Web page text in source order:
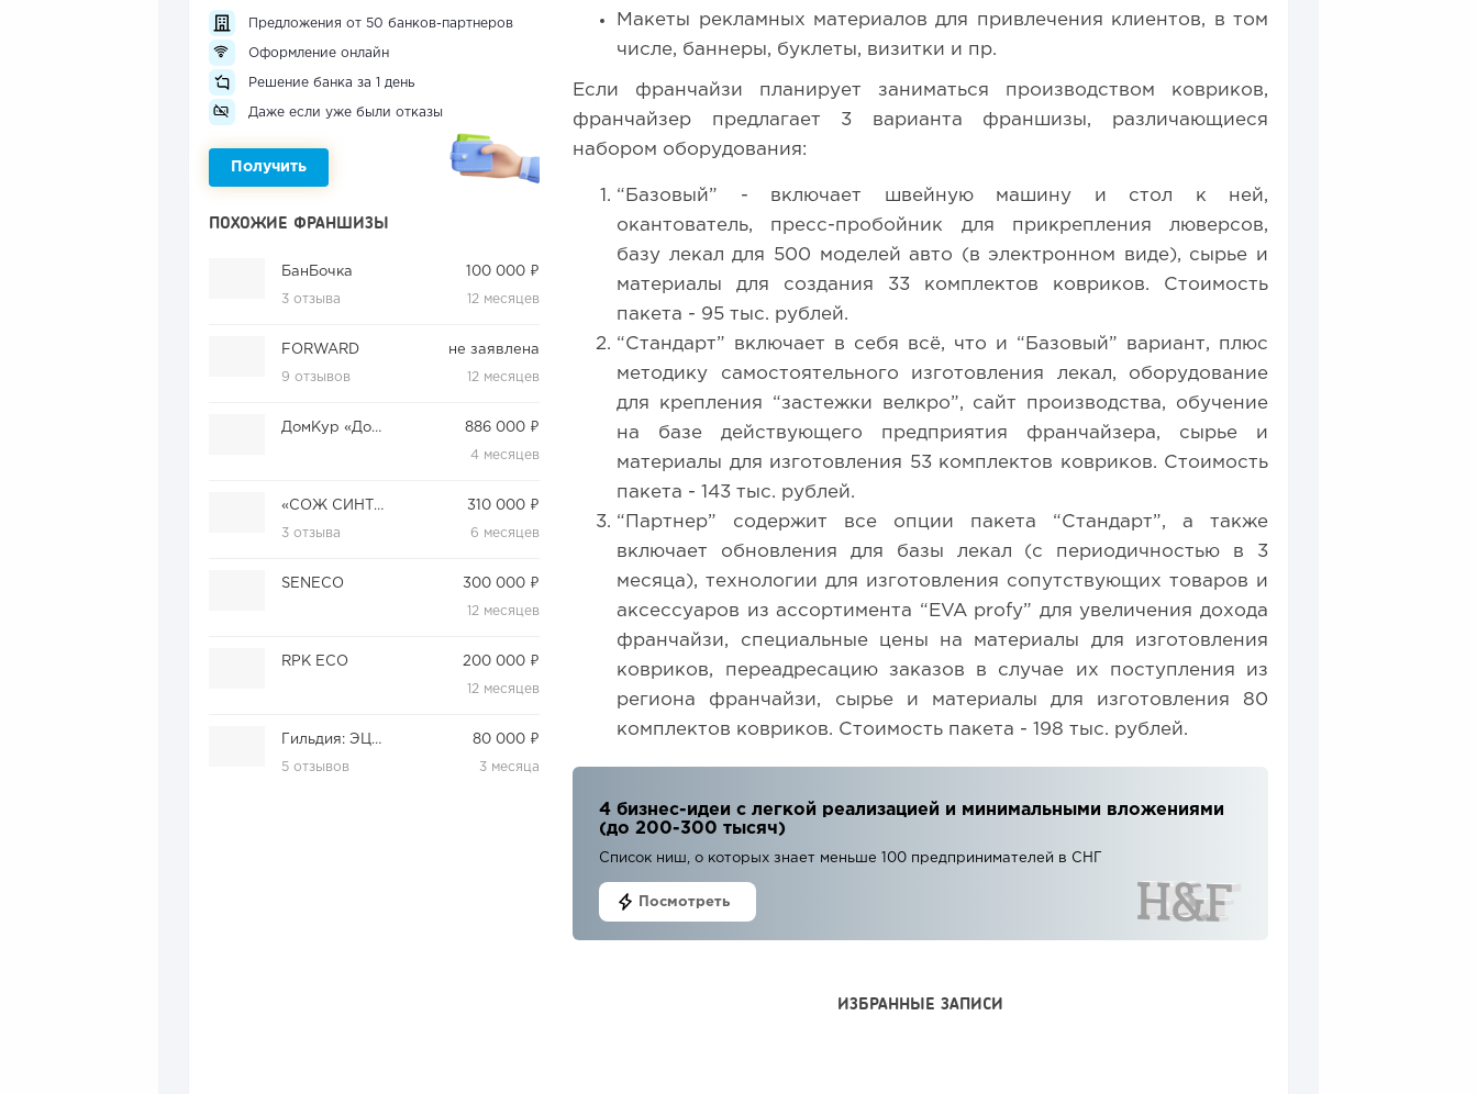
Предложения от 50 банков-партнеров
Оформление онлайн
Решение банка за 1 день
Даже если уже были отказы
Получить
ПОХОЖИЕ ФРАНШИЗЫ
БанБочка
3 отзыва
100 000 ₽
12 месяцев
FORWARD
9 отзывов
не заявлена
12 месяцев
ДомКур «Доминант» 886 000 ₽
4 месяцев
«СОЖ СИНТЕЗ»
3 отзыва
310 000 ₽
6 месяцев
SENECO 300 000 ₽
12 месяцев
RPK ECO 200 000 ₽
12 месяцев
Гильдия: ЭЦП, печати, штампы
5 отзывов
80 000 ₽
3 месяца
Макеты рекламных материалов для привлечения клиентов, в том
числе, баннеры, буклеты, визитки и пр.
Если франчайзи планирует заниматься производством ковриков,
франчайзер предлагает 3 варианта франшизы, различающиеся
набором оборудования:
“Базовый” - включает швейную машину и стол к ней,
окантователь, пресс-пробойник для прикрепления люверсов,
базу лекал для 500 моделей авто (в электронном виде), сырье и
материалы для создания 33 комплектов ковриков. Стоимость
пакета - 95 тыс. рублей.
“Стандарт” включает в себя всё, что и “Базовый” вариант, плюс
методику самостоятельного изготовления лекал, оборудование
для крепления “застежки велкро”, сайт производства, обучение
на базе действующего предприятия франчайзера, сырье и
материалы для изготовления 53 комплектов ковриков. Стоимость
пакета - 143 тыс. рублей.
“Партнер” содержит все опции пакета “Стандарт”, а также
включает обновления для базы лекал (с периодичностью в 3
месяца), технологии для изготовления сопутствующих товаров и
аксессуаров из ассортимента “EVA profy” для увеличения дохода
франчайзи, специальные цены на материалы для изготовления
ковриков, переадресацию заказов в случае их поступления из
региона франчайзи, сырье и материалы для изготовления 80
комплектов ковриков. Стоимость пакета - 198 тыс. рублей.
4 бизнес-идеи с легкой реализацией и минимальными вложениями
(до 200-300 тысяч)
Список ниш, о которых знает меньше 100 предпринимателей в СНГ
Посмотреть
ИЗБРАННЫЕ ЗАПИСИ